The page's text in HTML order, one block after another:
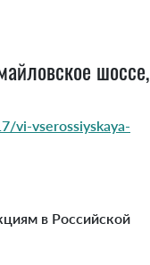
шоссе,
vi-vserossiyskaya-
в Российской